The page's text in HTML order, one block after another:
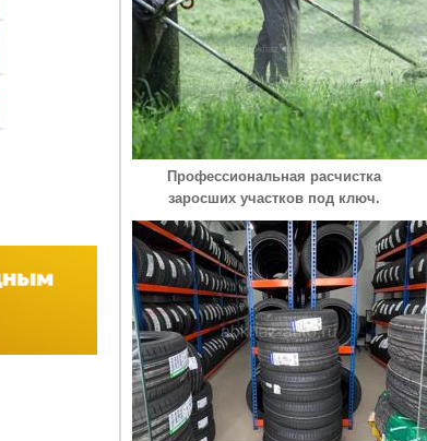
Профессиональная расчистка
заросших участков под ключ.